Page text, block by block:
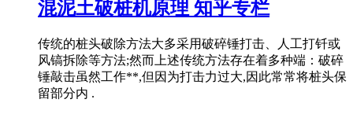
混泥土破桩机原理 知乎专栏
传统的桩头破除方法大多采用破碎锤打击、人工打钎或
风镐拆除等方法;然而上述传统方法存在着多种端：破碎
锤敲击虽然工作**,但因为打击力过大,因此常常将桩头保
留部分内 .